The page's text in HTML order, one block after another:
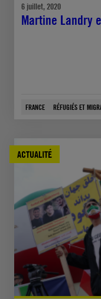
6 juillet, 2020
Martine Landry
FRANCE RÉFUGIÉS ET
ACTUALITÉ